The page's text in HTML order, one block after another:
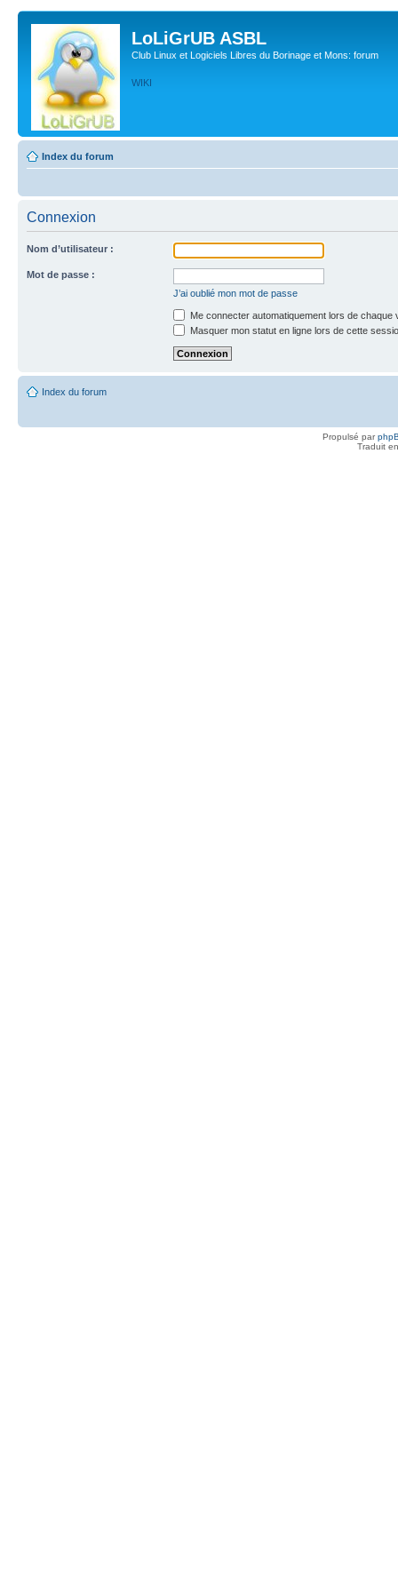
LoLiGrUB ASBL
Club Linux et Logiciels Libres du Borinage et Mons: forum
WIKI
Index du forum
Connexion
Nom d’utilisateur :
Mot de passe :
J’ai oublié mon mot de passe
Me connecter automatiquement lors de chaque
Masquer mon statut en ligne lors de cette
Index du forum
Propulsé par
Traduit